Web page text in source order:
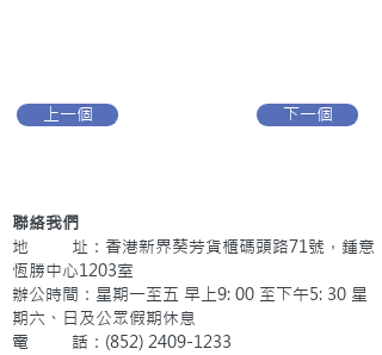
上一個 下一個
聯絡我們
地 址：香港新界葵芳貨櫃碼頭路71號，鍾意
恆勝中心1203室
辦公時間：星期一至五 早上9: 00 至下午5: 30 星
期六、日及公眾假期休息
電 話：(852) 2409-1233